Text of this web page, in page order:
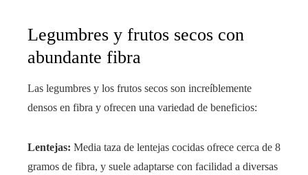
Legumbres y frutos secos con
abundante fibra
Las legumbres y los frutos secos son increíblemente
densos en fibra y ofrecen una variedad de beneficios:
Lentejas: Media taza de lentejas cocidas ofrece cerca de 8
gramos de fibra, y suele adaptarse con facilidad a diversas